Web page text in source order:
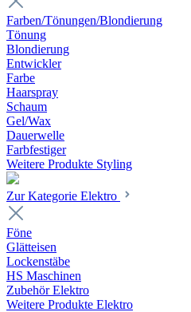
Farben/Tönungen/Blondierung
Tönung
Blondierung
Entwickler
Farbe
Haarspray
Schaum
Gel/Wax
Dauerwelle
Farbfestiger
Weitere Produkte Styling
Zur Kategorie Elektro
Föne
Glätteisen
Lockenstäbe
HS Maschinen
Zubehör Elektro
Weitere Produkte Elektro